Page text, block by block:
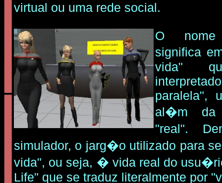
virtual ou uma rede social.
O nome
significa
vida"
paralela",
al�m da
"real".
simulador, o jarg�o utilizado para
vida", ou seja, � vida real do
Life" que se traduz literalmente por